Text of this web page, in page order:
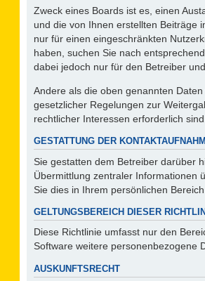
Zweck eines Boards ist es, einen
und die von Ihnen erstellten Beiträge
nur für einen eingeschränkten
haben, suchen Sie nach
dabei jedoch nur für den Betreiber
Andere als die oben genannten
gesetzlicher Regelungen zur
rechtlicher Interessen erforderlich sind.
GESTATTUNG DER
Sie gestatten dem Betreiber darüber
Übermittlung zentraler Informationen
Sie dies in Ihrem persönlichen
GELTUNGSBEREICH DIESER
Diese Richtlinie umfasst nur den
Software weitere personenbezogene
AUSKUNFTSRECHT